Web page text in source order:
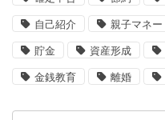
自己紹介 親子マネー
貯金 資産形成
金銭教育 離婚